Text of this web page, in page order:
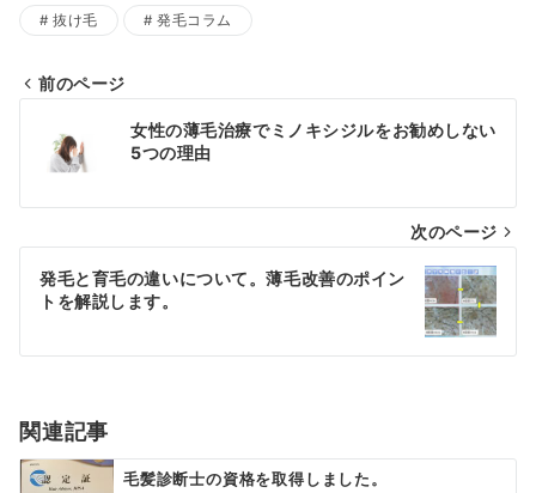
抜け毛 発毛コラム
ビ
ゲ
シ
ン
前のページ
女性の薄毛治療でミノキシジルをお勧めしない
5つの理由
次のページ
発毛と育毛の違いについて。薄毛改善のポイン
トを解説します。
関連記事
毛髪診断士の資格を取得しました。